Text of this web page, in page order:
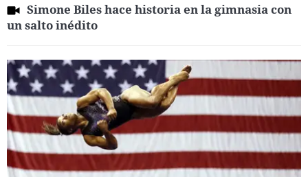
Simone Biles hace historia en la gimnasia con
un salto inédito